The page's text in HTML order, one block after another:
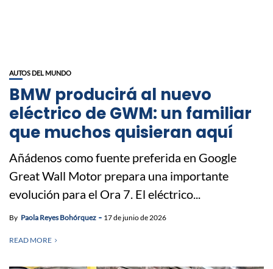
AUTOS DEL MUNDO
BMW producirá al nuevo
eléctrico de GWM: un familiar
que muchos quisieran aquí
Añádenos como fuente preferida en Google
Great Wall Motor prepara una importante
evolución para el Ora 7. El eléctrico...
By Paola Reyes Bohórquez 17 de junio de 2026
READ MORE